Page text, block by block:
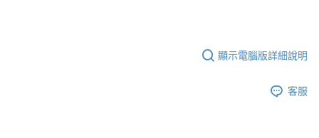
顯示電腦版詳細說明
客服